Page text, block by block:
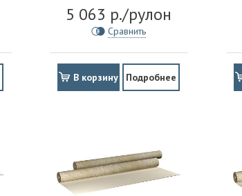
5 063 р./рулон
Сравнить
В корзину Подробнее